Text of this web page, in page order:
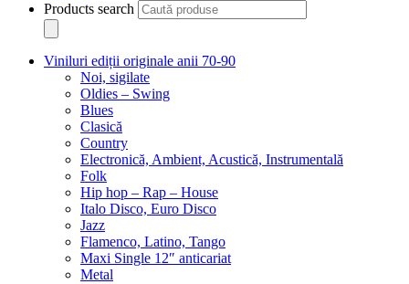
Products search
Viniluri ediții originale anii 70-90
Noi, sigilate
Oldies – Swing
Blues
Clasică
Country
Electronică, Ambient, Acustică, Instrumentală
Folk
Hip hop – Rap – House
Italo Disco, Euro Disco
Jazz
Flamenco, Latino, Tango
Maxi Single 12″ anticariat
Metal